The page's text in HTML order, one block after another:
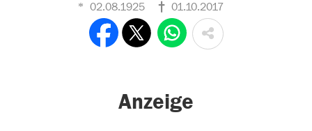
02.08.1925 01.10.2017
Anzeige